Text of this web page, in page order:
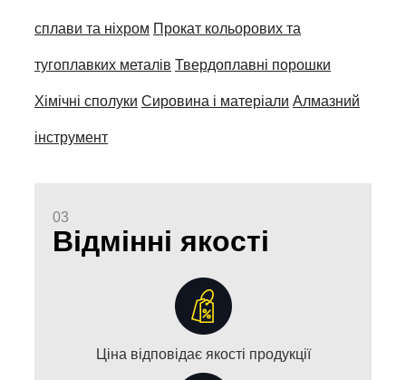
сплави та ніхром Прокат кольорових та
тугоплавких металів Твердоплавні порошки
Хімічні сполуки Сировина і матеріали Алмазний
інструмент
03
Відмінні якості
Ціна відповідає якості продукції